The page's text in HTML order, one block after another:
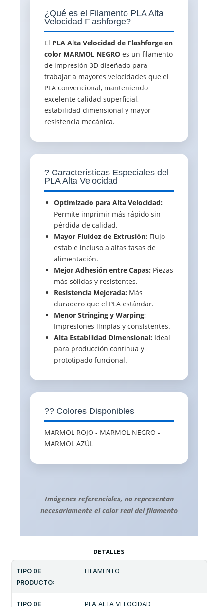
¿Qué es el Filamento PLA Alta
Velocidad Flashforge?
El PLA Alta Velocidad de Flashforge en
color MARMOL NEGRO es un filamento
de impresión 3D diseñado para
trabajar a mayores velocidades que el
PLA convencional, manteniendo
excelente calidad superficial,
estabilidad dimensional y mayor
resistencia mecánica.
? Características Especiales del
PLA Alta Velocidad
Optimizado para Alta Velocidad:
Permite imprimir más rápido sin
pérdida de calidad.
Mayor Fluidez de Extrusión: Flujo
estable incluso a altas tasas de
alimentación.
Mejor Adhesión entre Capas: Piezas
más sólidas y resistentes.
Resistencia Mejorada: Más
duradero que el PLA estándar.
Menor Stringing y Warping:
Impresiones limpias y consistentes.
Alta Estabilidad Dimensional: Ideal
para producción continua y
prototipado funcional.
?? Colores Disponibles
MARMOL ROJO - MARMOL NEGRO -
MARMOL AZÚL
Imágenes referenciales, no representan
necesariamente el color real del filamento
DETALLES
TIPO DE
PRODUCTO:
FILAMENTO
TIPO DE PLA ALTA VELOCIDAD